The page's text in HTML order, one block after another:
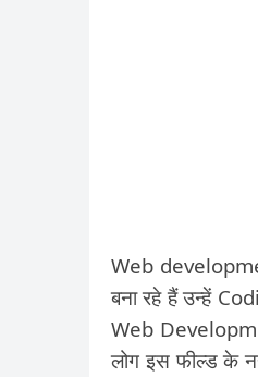
Web
बना रहे हैं उन्हें
Web
लोग इस फील्ड के